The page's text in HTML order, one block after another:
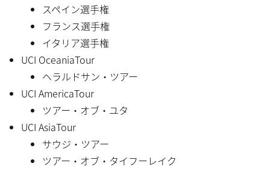
スペイン選手権
フランス選手権
イタリア選手権
UCI OceaniaTour
ヘラルドサン・ツアー
UCI AmericaTour
ツアー・オブ・ユタ
UCI AsiaTour
サウジ・ツアー
ツアー・オブ・タイフーレイク